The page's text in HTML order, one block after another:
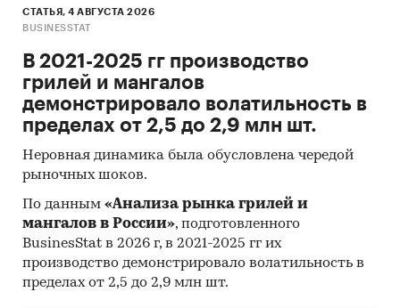
СТАТЬЯ, 4 АВГУСТА 2026
BUSINESSTAT
В 2021-2025 гг производство
грилей и мангалов
демонстрировало волатильность в
пределах от 2,5 до 2,9 млн шт.
Неровная динамика была обусловлена чередой
рыночных шоков.
По данным «Анализа рынка грилей и
мангалов в России», подготовленного
BusinesStat в 2026 г, в 2021-2025 гг их
производство демонстрировало волатильность в
пределах от 2,5 до 2,9 млн шт.